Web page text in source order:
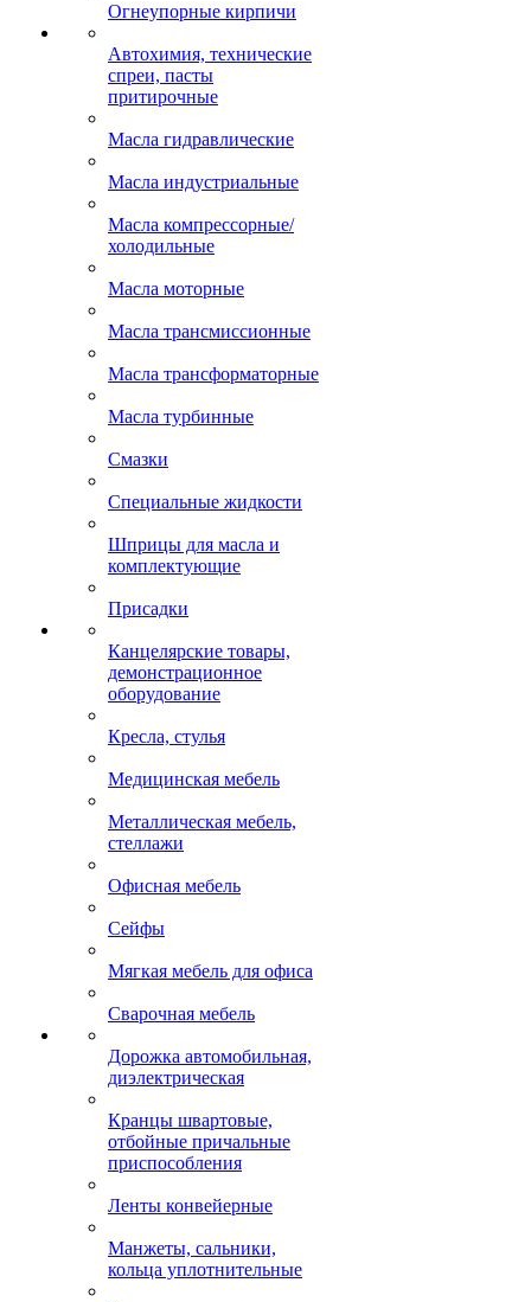
Огнеупорные кирпичи
Автохимия, технические
спреи, пасты
притирочные
Масла гидравлические
Масла индустриальные
Масла компрессорные/
холодильные
Масла моторные
Масла трансмиссионные
Масла трансформаторные
Масла турбинные
Смазки
Специальные жидкости
Шприцы для масла и
комплектующие
Присадки
Канцелярские товары,
демонстрационное
оборудование
Кресла, стулья
Медицинская мебель
Металлическая мебель,
стеллажи
Офисная мебель
Сейфы
Мягкая мебель для офиса
Сварочная мебель
Дорожка автомобильная,
диэлектрическая
Кранцы швартовые,
отбойные причальные
приспособления
Ленты конвейерные
Манжеты, сальники,
кольца уплотнительные